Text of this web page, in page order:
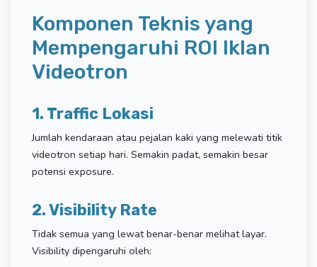
Komponen Teknis yang
Mempengaruhi ROI Iklan
Videotron
1. Traffic Lokasi
Jumlah kendaraan atau pejalan kaki yang melewati titik
videotron setiap hari. Semakin padat, semakin besar
potensi exposure.
2. Visibility Rate
Tidak semua yang lewat benar-benar melihat layar.
Visibility dipengaruhi oleh: